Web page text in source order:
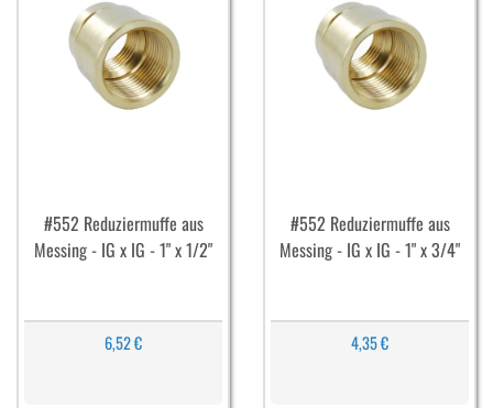
#552 Reduziermuffe aus
Messing - IG x IG - 1" x 1/2"
6,52 €
#552 Reduziermuffe aus
Messing - IG x IG - 1" x 3/4"
4,35 €